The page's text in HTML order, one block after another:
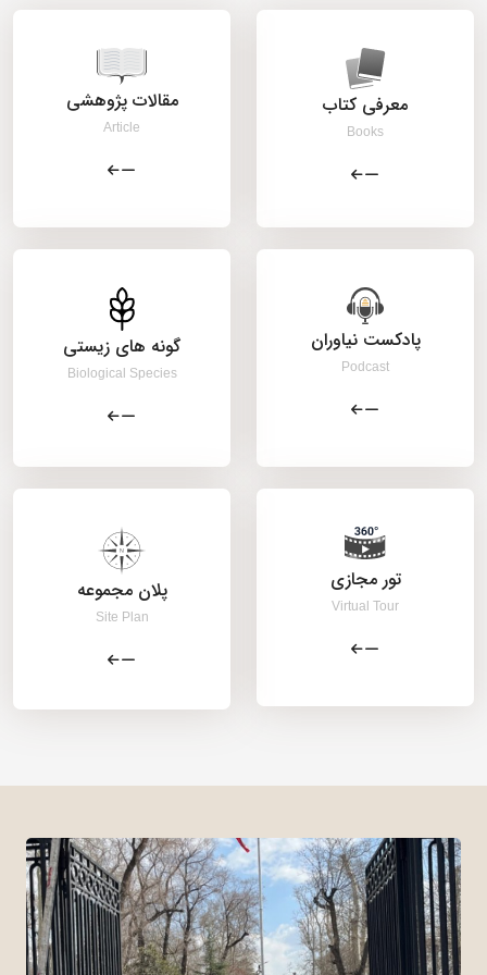
معرفی کتاب
Books
مقالات پژوهشی
Article
پادکست نیاوران
Podcast
گونه های زیستی
Biological Species
تور مجازی
Virtual Tour
پلان مجموعه
Site Plan